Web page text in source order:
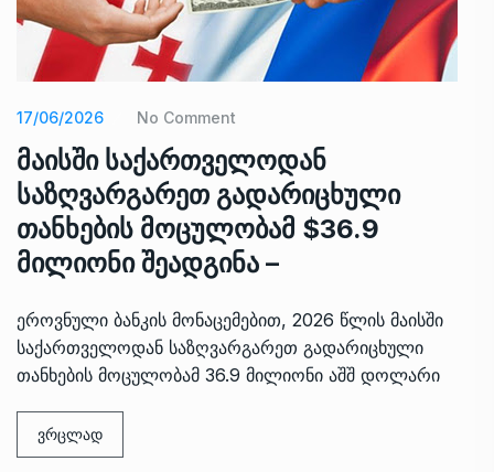
17/06/2026 No Comment
მაისში საქართველოდან
საზღვარგარეთ გადარიცხული
თანხების მოცულობამ $36.9
მილიონი შეადგინა –
ეროვნული ბანკის მონაცემებით, 2026 წლის მაისში
საქართველოდან საზღვარგარეთ გადარიცხული
თანხების მოცულობამ 36.9 მილიონი აშშ დოლარი
ვრცლად